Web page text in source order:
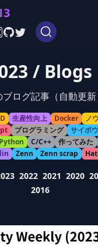
/ Blogs
ログ記事（自動更新
生産性向上 Docker ノ
プログラミング サイボ
Python C/C++ 作ってみた
Zenn Zenn scrap
2022 2021 2020
2016